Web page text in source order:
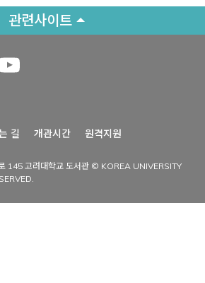
관련사이트
길 개관시간 원격지원
145 고려대학교 도서관 © KOREA UNIVERSITY
new window
a new window